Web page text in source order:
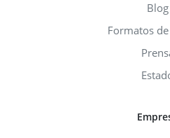
Blog
Formatos